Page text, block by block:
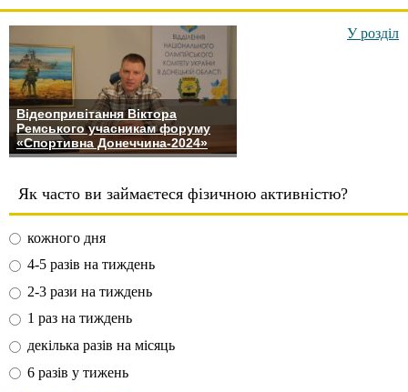
Відеопривітання Віктора
Ремського учасникам форуму
«Спортивна Донеччина-2024»
У розділ
Як часто ви займаєтеся фізичною активністю?
кожного дня
4-5 разів на тиждень
2-3 рази на тиждень
1 раз на тиждень
декілька разів на місяць
6 разів у тижень